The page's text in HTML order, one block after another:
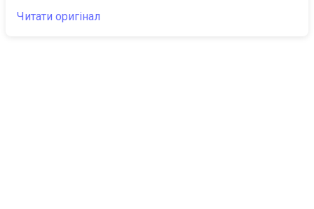
Читати оригінал